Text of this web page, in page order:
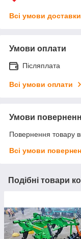
Всі умови доставки
Умови оплати
Післяплата
Всі умови оплати
Умови
Повернення товару
Всі умови
Подібні товари